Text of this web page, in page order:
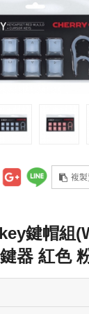
複
鍵帽組
器 紅色